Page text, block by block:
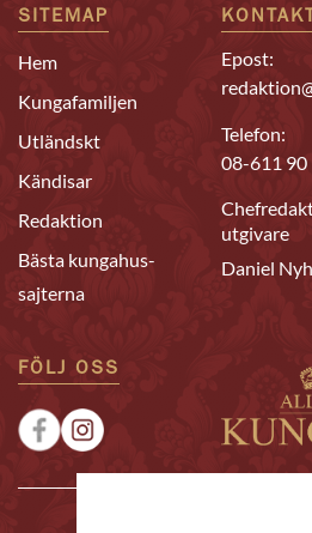
SITEMAP
Hem
Kungafamiljen
Utländskt
Kändisar
Redaktion
Bästa kungahus-
sajterna
Epost:
Telefon:
08-611 90
utgivare
Daniel
FÖLJ OSS